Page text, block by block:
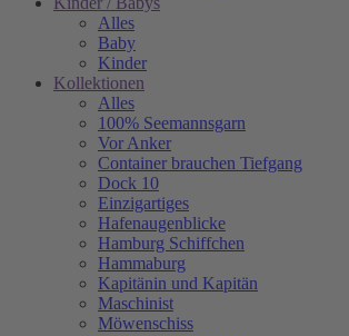
Alles
Baby
Kinder
Kollektionen
Alles
100% Seemannsgarn
Vor Anker
Container brauchen Tiefgang
Dock 10
Einzigartiges
Hafenaugen­blicke
Hamburg Schiffchen
Hammaburg
Kapitänin und Kapitän
Maschinist
Möwenschiss